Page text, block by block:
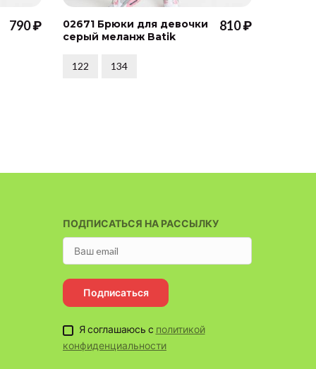
790 ₽
02671 Брюки для девочки
серый меланж Batik
810 ₽
122 134
ПОДПИСАТЬСЯ НА РАССЫЛКУ
Подписаться
Я соглашаюсь с политикой
конфиденциальности